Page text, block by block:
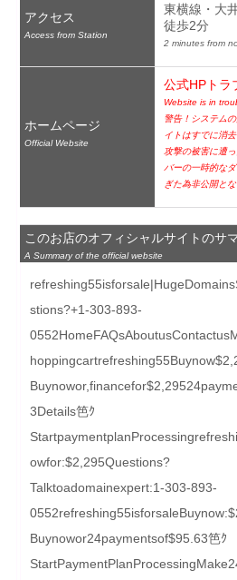
アクセス
Access from Station
東横線・大
徒歩2分
2 minutes from
ホームページ
Official Website
公式HPトラ
Website is in
警告！システム
イトはすでに消
攻撃の被害に遭
バーの一時的な
ぎた為非公開とな
このお店のオフィシャルサイトのサ
A Summary of the official website
stions?+1-303-893-
3Details笆ｸ
owfor:$2,295Questions?
Talktoadomainexpert:1-303-893-
Buynowor24paymentsof$95.63笆ｸ